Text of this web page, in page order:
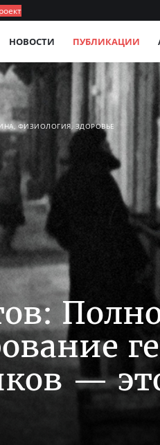
НОВОСТИ ПУБЛИКАЦИИ
ФИЗИОЛОГИЯ, ЗДОРОВЬЕ
—